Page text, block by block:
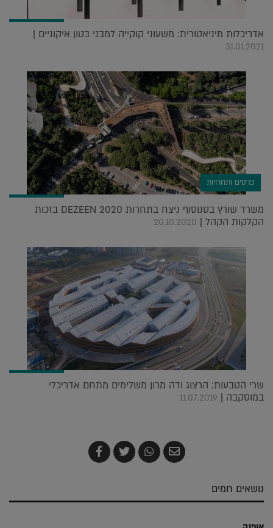
אדריכלות מיניאטורית: משעוני קוקייה למבני בטון איקוניים |
31.01.2021
פרסים ותחרויות
משרד שורץ בסנוסוף ניצח בתחרות DEZEEN 2020 בזכות
הקלקות הקהל | 20.10.2020
שרי הטבעות: הרצוג ודה מרון משלימים מתחם אדריכלי
במוסקבה | 11.07.2019
שלח
בדואר
שתף
ב-
צייץ
ב-
שתף
ב-
נושאים חמים